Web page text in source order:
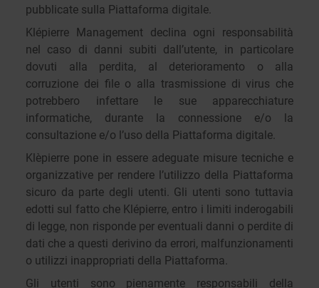
pubblicate sulla Piattaforma digitale.
Klépierre Management declina ogni responsabilità
nel caso di danni subiti dall’utente, in particolare
dovuti alla perdita, al deterioramento o alla
corruzione dei file o alla trasmissione di virus che
potrebbero infettare le sue apparecchiature
informatiche, durante la connessione e/o la
consultazione e/o l’uso della Piattaforma digitale.
Klèpierre pone in essere adeguate misure tecniche e
organizzative per rendere l’utilizzo della Piattaforma
sicuro da parte degli utenti. Gli utenti sono tuttavia
edotti sul fatto che Klépierre, entro i limiti inderogabili
di legge, non risponde per eventuali danni o perdite di
dati che a questi derivino da errori, malfunzionamenti
o utilizzi inappropriati della Piattaforma.
Gli utenti sono pienamente responsabili della